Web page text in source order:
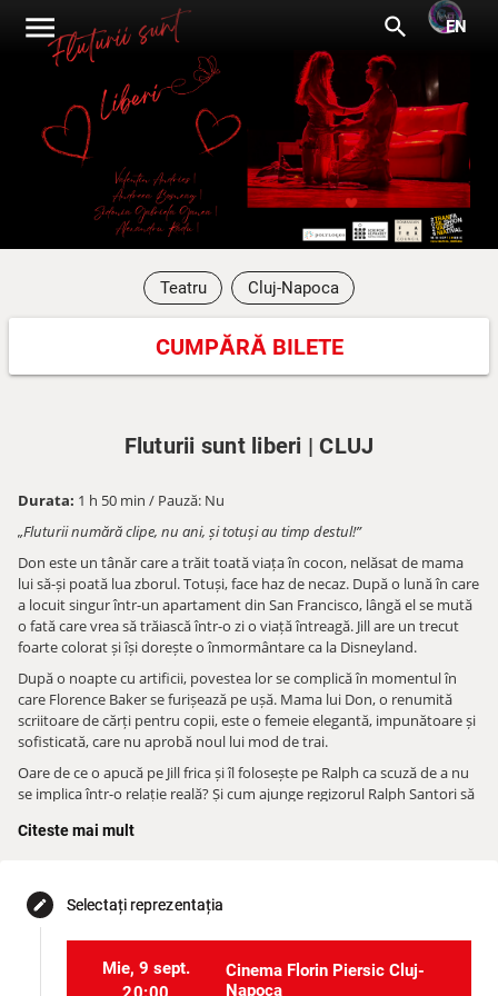
menu search EN
Teatru Cluj-Napoca
CUMPĂRĂ BILETE
Fluturii sunt liberi | CLUJ
Durata: 1 h 50 min / Pauză: Nu
„Fluturii numără clipe, nu ani, și totuși au timp destul!”
Don este un tânăr care a trăit toată viața în cocon, nelăsat de mama
lui să-și poată lua zborul. Totuși, face haz de necaz. După o lună în care
a locuit singur într-un apartament din San Francisco, lângă el se mută
o fată care vrea să trăiască într-o zi o viață întreagă. Jill are un trecut
foarte colorat și își dorește o înmormântare ca la Disneyland.
După o noapte cu artificii, povestea lor se complică în momentul în
care Florence Baker se furișează pe ușă. Mama lui Don, o renumită
scriitoare de cărți pentru copii, este o femeie elegantă, impunătoare și
sofisticată, care nu aprobă noul lui mod de trai.
Oare de ce o apucă pe Jill frica și îl folosește pe Ralph ca scuză de a nu
se implica într-o relație reală? Și cum ajunge regizorul Ralph Santori să
clasiculuiFluturii sunt liberi
Broadway fără să fie musical, este și o lecție de viață din care pot
învăța și adolescenții, și părinții. Cu alte cuvinte, pentru toate vârstele.
De când te vei așeza pe scaun vei simți cum transa celor 4 actori și a
echipei teatrului te va imersa în universul lor de la primele acorduri de
Citeste mai mult
edit Selectați reprezentația
Mie, 9 sept.
Cinema Florin Piersic Cluj-
Napoca